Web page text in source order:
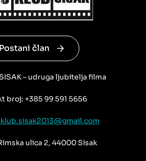
Postani član
– udruga ljubitelja filma
broj: +385 99 591 5656
ulica 2, 44000 Sisak